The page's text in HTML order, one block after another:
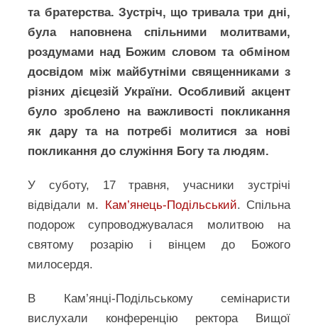
та братерства. Зустріч, що тривала три дні,
була наповнена спільними молитвами,
роздумами над Божим словом та обміном
досвідом між майбутніми священниками з
різних дієцезій України. Особливий акцент
було зроблено на важливості покликання
як дару та на потребі молитися за нові
покликання до служіння Богу та людям.
У суботу, 17 травня, учасники зустрічі
відвідали м. Кам’янець-Подільський. Спільна
подорож супроводжувалася молитвою на
святому розарію і вінцем до Божого
милосердя.
В Кам’янці-Подільському семінаристи
вислухали конференцію ректора Вищої